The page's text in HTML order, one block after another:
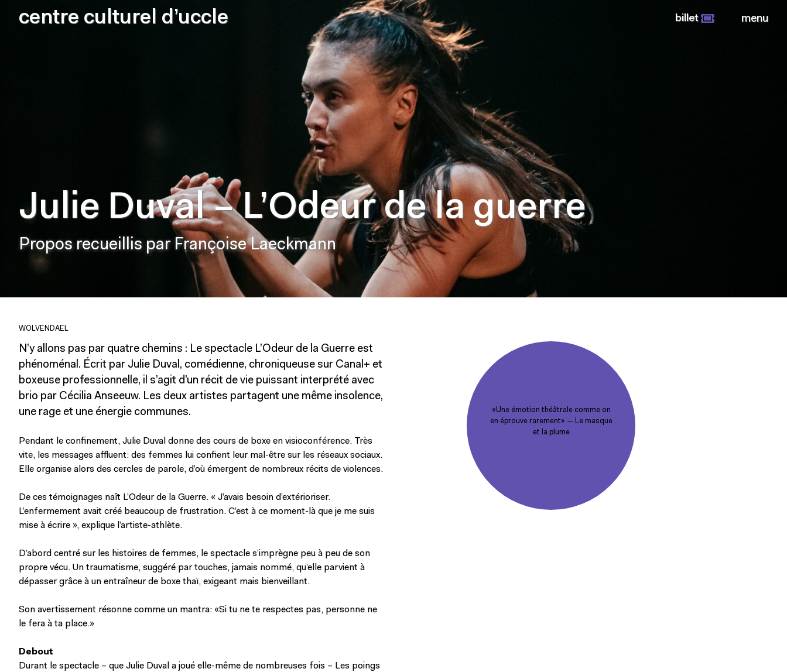
centre culturel d’uccle billet menu
Julie Duval – L’Odeur de la guerre
Propos recueillis par Françoise Laeckmann
WOLVENDAEL
N’y allons pas par quatre chemins : Le spectacle L’Odeur de la Guerre est
phénoménal. Écrit par Julie Duval, comédienne, chroniqueuse sur Canal+ et
boxeuse professionnelle, il s’agit d’un récit de vie puissant interprété avec
brio par Cécilia Anseeuw. Les deux artistes partagent une même insolence,
une rage et une énergie communes.
Pendant le confinement, Julie Duval donne des cours de boxe en visioconférence. Très
vite, les messages affluent: des femmes lui confient leur mal-être sur les réseaux sociaux.
Elle organise alors des cercles de parole, d’où émergent de nombreux récits de violences.
De ces témoignages naît L’Odeur de la Guerre. « J’avais besoin d’extérioriser.
L’enfermement avait créé beaucoup de frustration. C’est à ce moment-là que je me suis
mise à écrire », explique l’artiste-athlète.
D’abord centré sur les histoires de femmes, le spectacle s’imprègne peu à peu de son
propre vécu. Un traumatisme, suggéré par touches, jamais nommé, qu’elle parvient à
dépasser grâce à un entraîneur de boxe thaï, exigeant mais bienveillant.
Son avertissement résonne comme un mantra: «Si tu ne te respectes pas, personne ne
le fera à ta place.»
Debout
Durant le spectacle – que Julie Duval a joué elle-même de nombreuses fois – Les poings
«Une émotion théâtrale comme on
en éprouve rarement» — Le masque
et la plume